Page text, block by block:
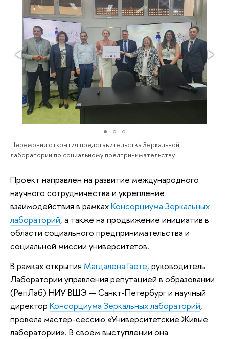
Церемония открытия представительства Зеркальной
лаборатории по социальному предпринимательству
Проект направлен на развитие международного
научного сотрудничества и укрепление
взаимодействия в рамкахКонсорциума Зеркальных
лабораторий, а также на продвижение инициатив в
области социального предпринимательства и
социальной миссии университетов.
В рамках открытия Магдалена Гаете, руководитель
Лаборатории управления репутацией в образовании
(РепЛаб) НИУ ВШЭ — Санкт-Петербург и научный
директор Консорциума Зеркальных лабораторий,
провела мастер-сессию «Университетские Живые
лаборатории». В своём выступлении она